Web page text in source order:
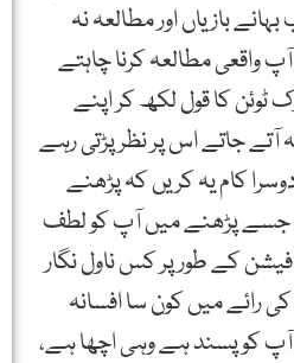
بازیاں اور مطالعہ نہ
واقعی مطالعہ کرنا چاہتے
کا قول لکھ کر اپنے
جاتے اس پر نظر پڑتی رہے
کام یہ کریں کہ پڑھنے
جسے پڑھنے میں آپ کو لطف
کے طور پر کس ناول نگار
کی رائے میں کون سا افسانہ
آپ کو پسند ہے وہی اچھا ہے،